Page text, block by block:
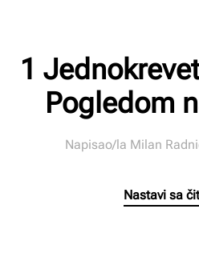
1
Pogledom
Napisao/la Milan
Nastavi sa